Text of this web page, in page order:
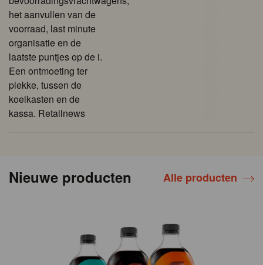
het aanvullen van de
voorraad, last minute
organisatie en de
laatste puntjes op de i.
Een ontmoeting ter
plekke, tussen de
koelkasten en de
kassa. Retailnews
Nieuwe producten Alle producten